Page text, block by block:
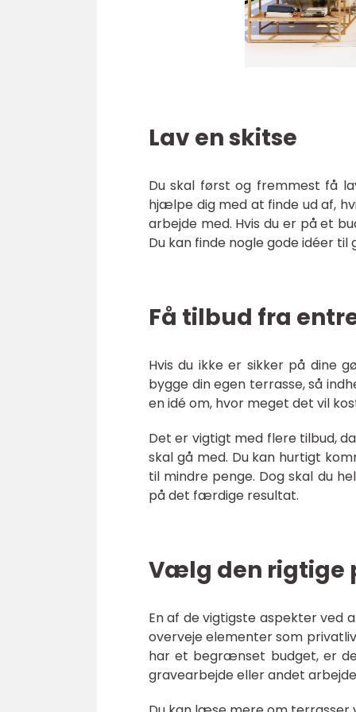
Lav en skitse
Du skal først og fremmest få
hjælpe dig med at finde ud af,
arbejde med. Hvis du er på et
Du kan finde nogle gode idéer
Få tilbud fra
Hvis du ikke er sikker på dine
bygge din egen terrasse, så
en idé om, hvor meget det vil
Det er vigtigt med flere tilbud,
skal gå med. Du kan hurtigt
til mindre penge. Dog skal du
på det færdige resultat.
Vælg den rigtige
En af de vigtigste aspekter ved
overveje elementer som
har et begrænset budget, er
gravearbejde eller andet